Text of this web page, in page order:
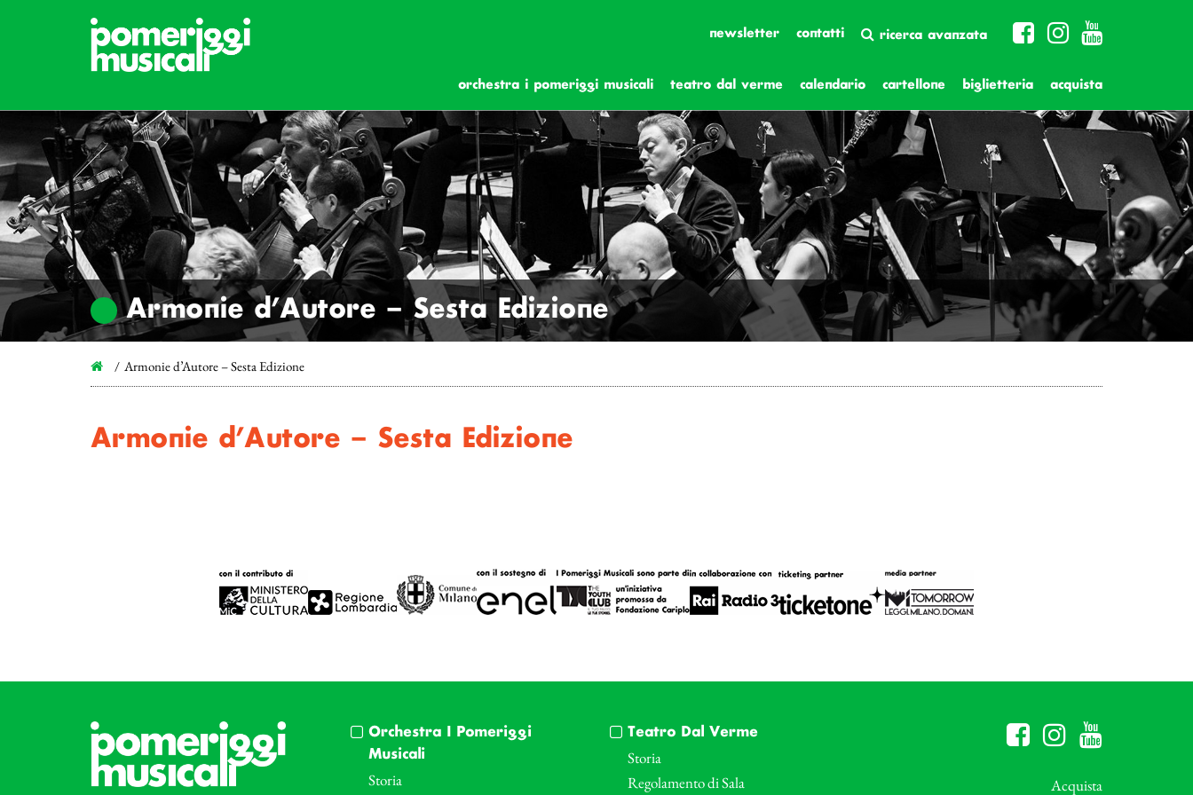
newsletter contatti ricerca avanzata
orchestra i pomeriggi musicali teatro dal verme calendario cartellone biglietteria acquista
Armonie d’Autore – Sesta Edizione
Armonie d’Autore – Sesta Edizione
Armonie d’Autore – Sesta Edizione
Orchestra I Pomeriggi
Musicali
Storia
Teatro Dal Verme
Storia
Regolamento di Sala
Acquista